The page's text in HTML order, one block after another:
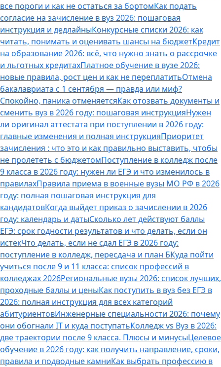
все пороги и как не остаться за бортомКак подать
согласие на зачисление в вуз 2026: пошаговая
инструкция и дедлайныКонкурсные списки 2026: как
читать, понимать и оценивать шансы на бюджетКредит
на образование 2026: всё, что нужно знать о рассрочке
и льготных кредитахПлатное обучение в вузе 2026:
новые правила, рост цен и как не переплатитьОтмена
бакалавриата с 1 сентября — правда или миф?
Спокойно, паника отменяетсяКак отозвать документы и
сменить вуз в 2026 году: пошаговая инструкцияНужен
ли оригинал аттестата при поступлении в 2026 году:
главные изменения и полная инструкцияПриоритет
зачисления : что это и как правильно выставить, чтобы
не пролететь с бюджетомПоступление в колледж после
9 класса в 2026 году: нужен ли ЕГЭ и что изменилось в
правилахПравила приема в военные вузы МО РФ в 2026
году: полная пошаговая инструкция для
кандидатовКогда выйдет приказ о зачислении в 2026
году: календарь и датыСколько лет действуют баллы
ЕГЭ: срок годности результатов и что делать, если он
истекЧто делать, если не сдал ЕГЭ в 2026 году:
поступление в колледж, пересдача и план БКуда пойти
учиться после 9 и 11 класса: список профессий в
колледжах 2026Региональные вузы 2026: список лучших,
проходные баллы и ценыКак поступить в вуз без ЕГЭ в
2026: полная инструкция для всех категорий
абитуриентовИнженерные специальности 2026: почему
они обогнали IT и куда поступатьКолледж vs Вуз в 2026:
две траектории после 9 класса. Плюсы и минусыЦелевое
обучение в 2026 году: как получить направление, сроки,
правила и подводные камниКак выбрать профессию в